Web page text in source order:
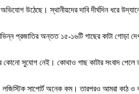
উঠেছে। স্থানীয়দের দাবি দীর্ঘদিন ধরে
প্রজাতির অন্তত ১৫-১৬টি গাছের কাটা গোড়া
কোনো সুযোগ নেই। কোথাও গাছ কাটার সংবাদ
সাপোর্ট অনেক কম। তারপরও আমরা কাঠ ও বাঁশ